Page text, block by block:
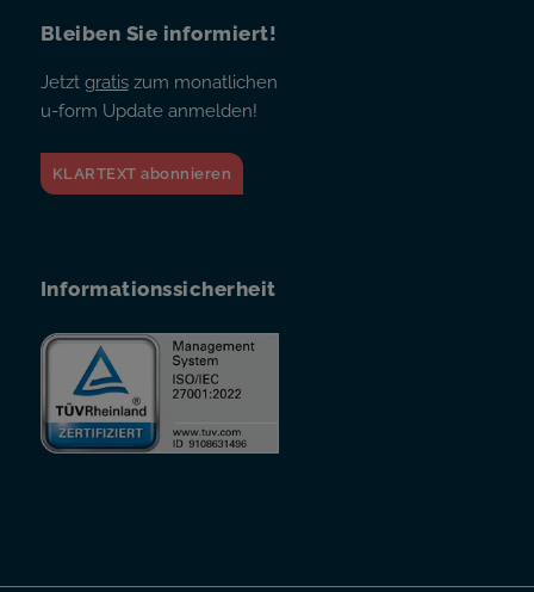
Bleiben Sie informiert!
Jetzt gratiszum monatlichen
u-form Update anmelden!
KLARTEXT abonnieren
Informationssicherheit